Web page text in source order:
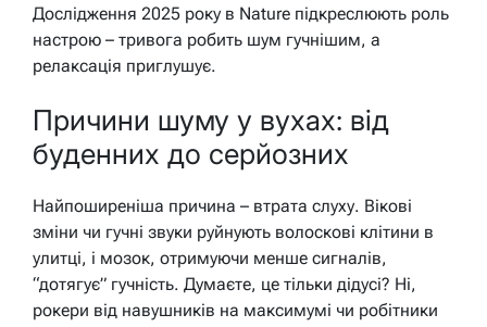
Дослідження 2025 року в Nature підкреслюють роль
настрою – тривога робить шум гучнішим, а
релаксація приглушує.
Причини шуму у вухах: від
буденних до серйозних
Найпоширеніша причина – втрата слуху. Вікові
зміни чи гучні звуки руйнують волоскові клітини в
улитці, і мозок, отримуючи менше сигналів,
“дотягує” гучність. Думаєте, це тільки дідусі? Ні,
рокери від навушників на максимумі чи робітники